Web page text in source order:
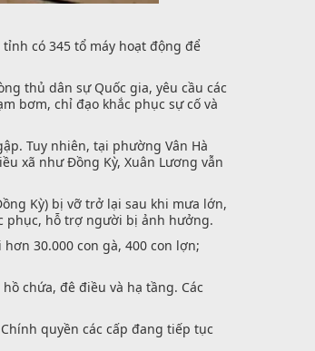
có 345 tổ máy hoạt động để
thủ dân sự Quốc gia, yêu cầu các
bơm, chỉ đạo khắc phục sự cố và
Tuy nhiên, tại phường Vân Hà
xã như Đồng Kỳ, Xuân Lương vẫn
Kỳ) bị vỡ trở lại sau khi mưa lớn,
phục, hỗ trợ người bị ảnh hưởng.
30.000 con gà, 400 con lợn;
chứa, đê điều và hạ tầng. Các
quyền các cấp đang tiếp tục